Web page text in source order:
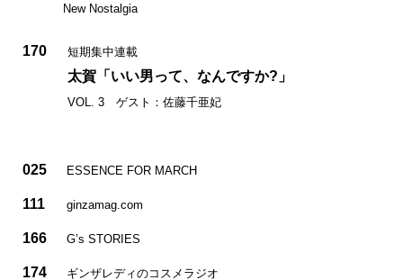
New Nostalgia
170 短期集中連載
太賀「いい男って、なんですか?」
VOL. 3 ゲスト：佐藤千亜妃
025 ESSENCE FOR MARCH
111 ginzamag.com
166 G’s STORIES
174 ギンザレディのコスメラジオ